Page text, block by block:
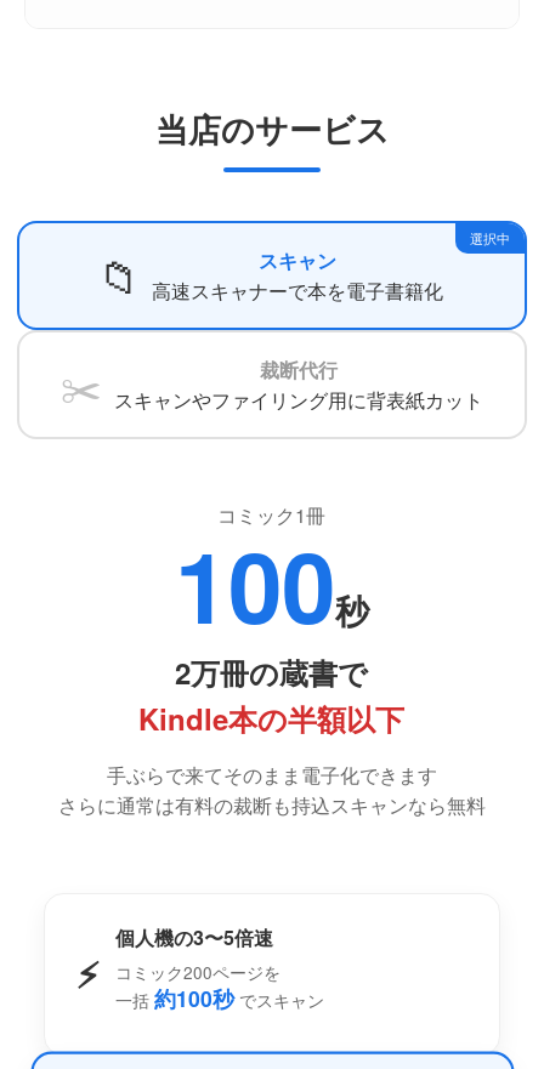
当店のサービス
選択中
📁
スキャン
高速スキャナーで本を電子書籍化
✂️
裁断代行
スキャンやファイリング用に背表紙カット
コミック1冊
100秒
2万冊の蔵書で
Kindle本の半額以下
手ぶらで来てそのまま電子化できます
さらに通常は有料の裁断も持込スキャンなら無料
⚡
個人機の3〜5倍速
コミック200ページを
一括 約100秒でスキャン